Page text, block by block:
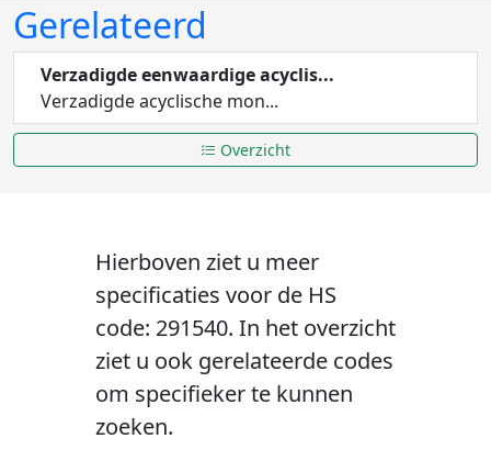
Gerelateerd
Verzadigde eenwaardige acyclis...
Verzadigde acyclische mon...
Overzicht
Hierboven ziet u meer
specificaties voor de HS
code: 291540. In het overzicht
ziet u ook gerelateerde codes
om specifieker te kunnen
zoeken.